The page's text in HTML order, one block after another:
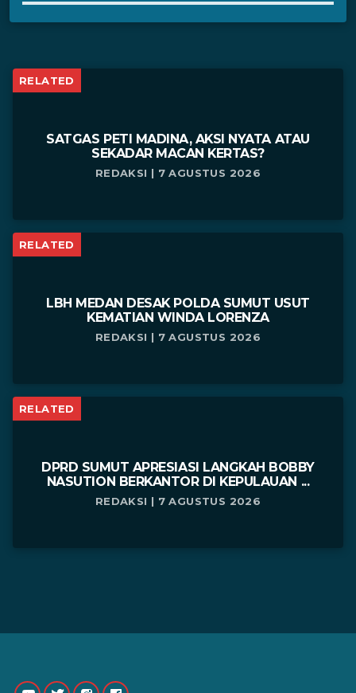
RELATED
SATGAS PETI MADINA, AKSI NYATA ATAU
SEKADAR MACAN KERTAS?
REDAKSI | 7 AGUSTUS 2026
RELATED
LBH MEDAN DESAK POLDA SUMUT USUT
KEMATIAN WINDA LORENZA
REDAKSI | 7 AGUSTUS 2026
RELATED
DPRD SUMUT APRESIASI LANGKAH BOBBY
NASUTION BERKANTOR DI KEPULAUAN ...
REDAKSI | 7 AGUSTUS 2026